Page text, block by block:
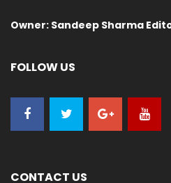
Owner: Sandeep Sharma
FOLLOW US
CONTACT US